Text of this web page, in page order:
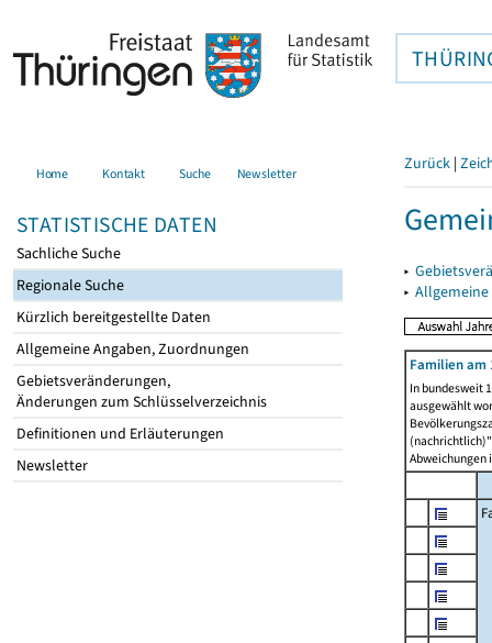
Home Kontakt Suche Newsletter
STATISTISCHE DATEN
Sachliche Suche
Regionale Suche
Kürzlich bereitgestellte Daten
Allgemeine Angaben, Zuordnungen
Gebietsveränderungen,
Änderungen zum Schlüsselverzeichnis
Definitionen und Erläuterungen
Newsletter
Zurück |
▸
▸
Familien am
In bundesweit
ausgewählt
Abweichungen